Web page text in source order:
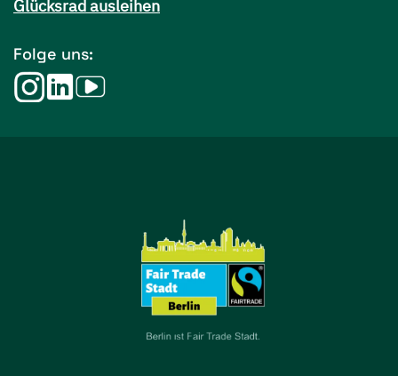
Glücksrad ausleihen
Folge uns: